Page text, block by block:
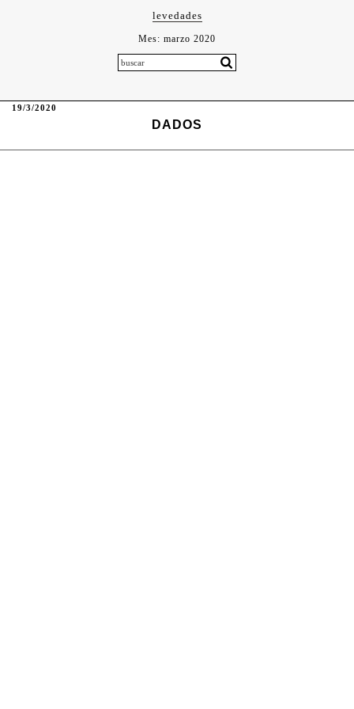
levedades
Mes: marzo 2020
19/3/2020
DADOS